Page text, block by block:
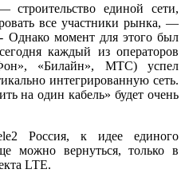
строительство единой сети,
все участники рынка, —
Однако момент для этого был
каждый из операторов
«Билайн», МТС) успел
интегрированную сеть.
на один кабель» будет очень
Россия, к идее единого
можно вернуться, только в
LTE.